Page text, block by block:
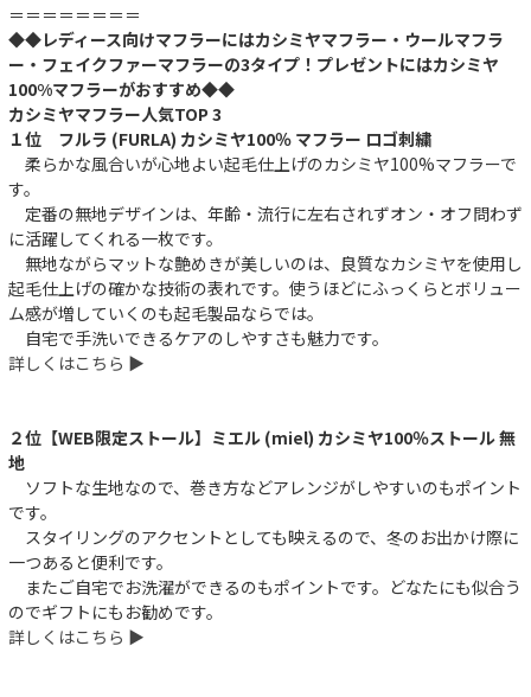
＝＝＝＝＝＝＝＝
◆◆レディース向けマフラーにはカシミヤマフラー・ウールマフラ
ー・フェイクファーマフラーの3タイプ！プレゼントにはカシミヤ
100%マフラーがおすすめ◆◆
カシミヤマフラー人気TOP 3
１位 フルラ (FURLA) カシミヤ100％ マフラー ロゴ刺繍
柔らかな風合いが心地よい起毛仕上げのカシミヤ100%マフラーで
す。
定番の無地デザインは、年齢・流行に左右されずオン・オフ問わず
に活躍してくれる一枚です。
無地ながらマットな艶めきが美しいのは、良質なカシミヤを使用し
起毛仕上げの確かな技術の表れです。使うほどにふっくらとボリュー
ム感が増していくのも起毛製品ならでは。
自宅で手洗いできるケアのしやすさも魅力です。
詳しくはこちら ▶︎
２位【WEB限定ストール】ミエル (miel) カシミヤ100％ストール 無
地
ソフトな生地なので、巻き方などアレンジがしやすいのもポイント
です。
スタイリングのアクセントとしても映えるので、冬のお出かけ際に
一つあると便利です。
またご自宅でお洗濯ができるのもポイントです。どなたにも似合う
のでギフトにもお勧めです。
詳しくはこちら ▶︎